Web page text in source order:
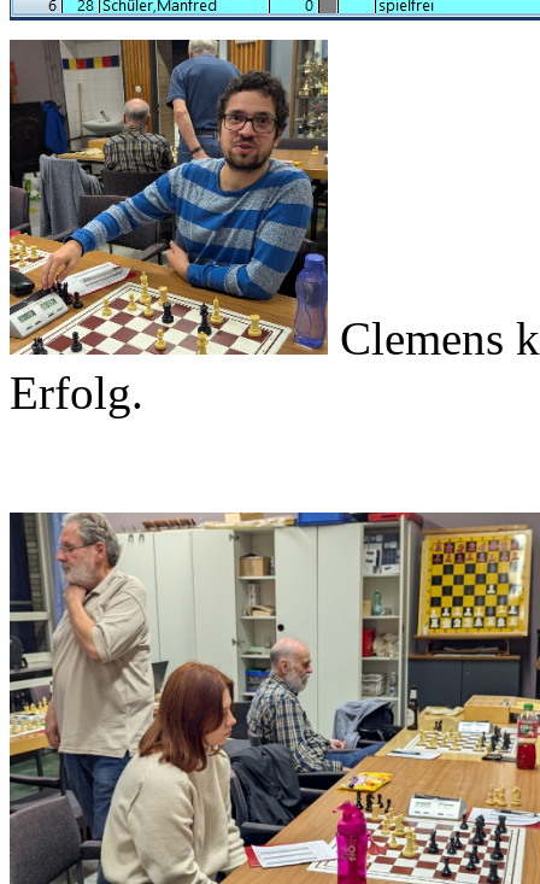
Clemens
Erfolg.